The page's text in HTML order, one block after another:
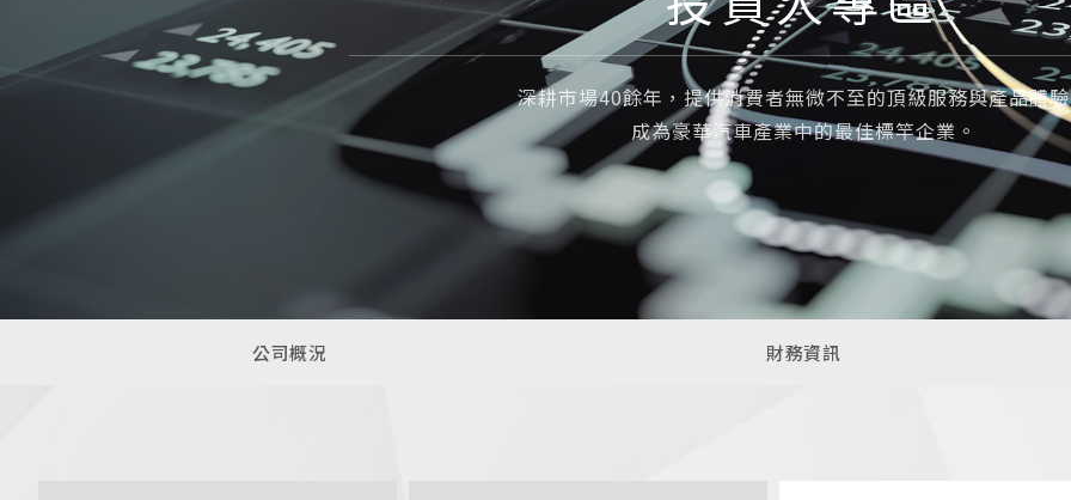
深耕市場40餘年，提供消費者無微不至的頂級服務與產品體
成為豪華汽車產業中的最佳標竿企業。
公司概況 財務資訊